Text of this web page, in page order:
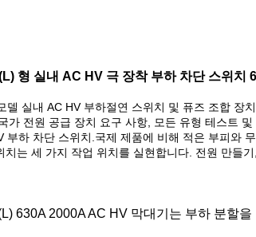
형 실내 AC HV 극 장착 부하 차단 스위치
델 실내 AC HV 부하절연 스위치 및 퓨즈 조합 장
가 전원 공급 장치 요구 사항, 모든 유형 테스트
부하 차단 스위치.국제 제품에 비해 적은 부피와
치는 세 가지 작업 위치를 실현합니다. 전원 만들